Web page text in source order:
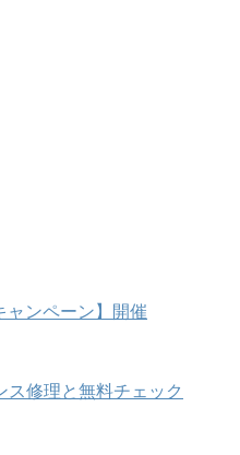
ャンペーン】開催
ス修理と無料チェック